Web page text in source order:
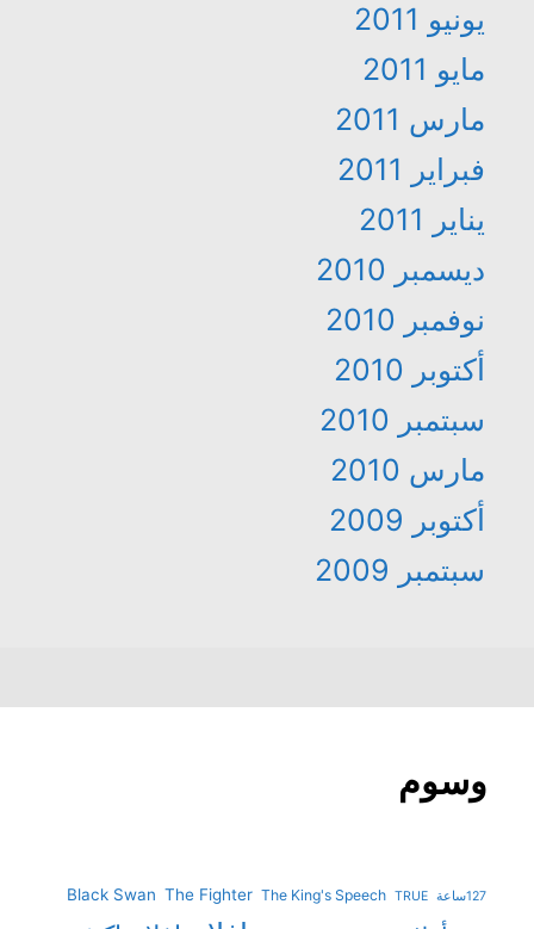
يونيو 2011
مايو 2011
مارس 2011
فبراير 2011
يناير 2011
ديسمبر 2010
نوفمبر 2010
أكتوبر 2010
سبتمبر 2010
مارس 2010
أكتوبر 2009
سبتمبر 2009
وسوم
127ساعة Black Swan The Fighter The King's Speech TRUE